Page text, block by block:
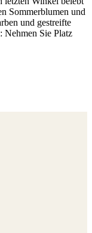
Sommerblumen und
und gestreifte
Nehmen Sie Platz